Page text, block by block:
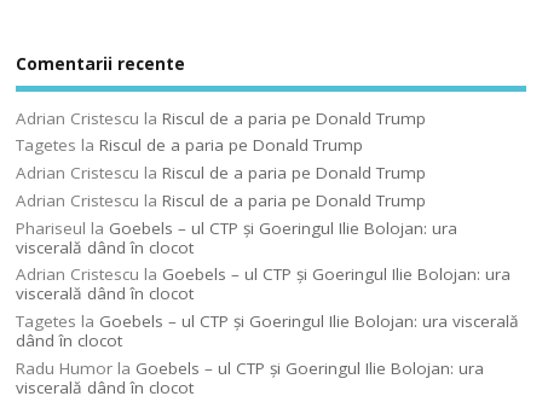
Comentarii recente
Adrian Cristescu laRiscul de a paria pe Donald Trump
Tagetes laRiscul de a paria pe Donald Trump
Adrian Cristescu laRiscul de a paria pe Donald Trump
Adrian Cristescu laRiscul de a paria pe Donald Trump
Phariseul la Goebels – ul CTP şi Goeringul Ilie Bolojan: ura
viscerală dând în clocot
Adrian Cristescu la Goebels – ul CTP şi Goeringul Ilie Bolojan: ura
viscerală dând în clocot
Tagetes la Goebels – ul CTP şi Goeringul Ilie Bolojan: ura viscerală
dând în clocot
Radu Humor la Goebels – ul CTP şi Goeringul Ilie Bolojan: ura
viscerală dând în clocot